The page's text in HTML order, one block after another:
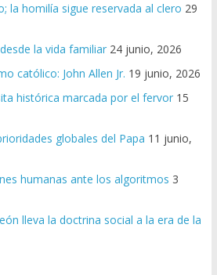
la homilía sigue reservada al clero 29
la vida familiar 24 junio, 2026
católico: John Allen Jr. 19 junio, 2026
histórica marcada por el fervor 15
globales del Papa 11 junio,
humanas ante los algoritmos 3
lleva la doctrina social a la era de la